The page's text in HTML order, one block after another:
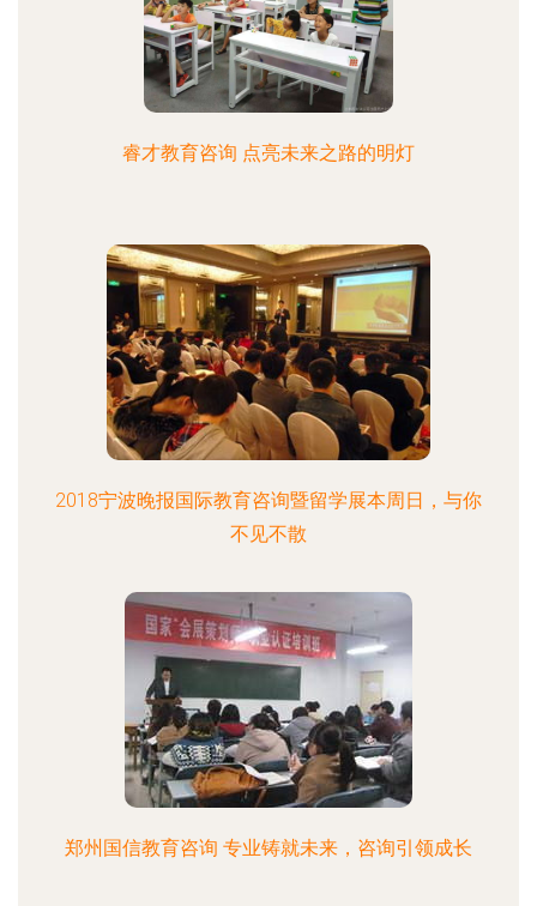
睿才教育咨询 点亮未来之路的明灯
2018宁波晚报国际教育咨询暨留学展本周日，与你
不见不散
郑州国信教育咨询 专业铸就未来，咨询引领成长